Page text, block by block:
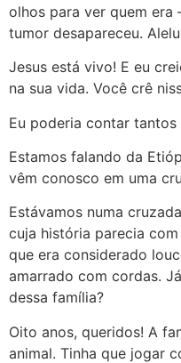
olhos para ver quem
tumor desapareceu.
Jesus está vivo! E eu
na sua vida. Você crê
Eu poderia contar
Estamos falando da
vêm conosco em uma
Estávamos numa
cuja história parecia
que era considerado
amarrado com cordas.
dessa família?
Oito anos, queridos! A
animal. Tinha que jogar